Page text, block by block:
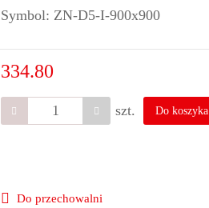
Symbol: ZN-D5-I-900x900
334.80
szt. Do koszyka
Do przechowalni